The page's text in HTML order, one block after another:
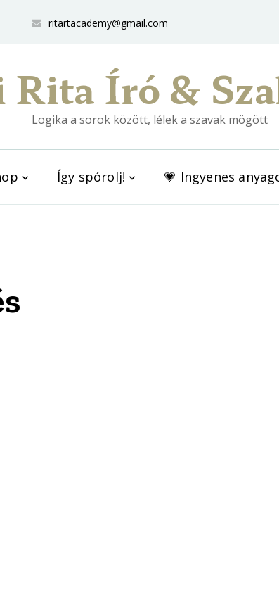
ritartacademy@gmail.com
Író &
Logika a sorok között, lélek a szavak mögött
Így spórolj! 💗 Ingyenes